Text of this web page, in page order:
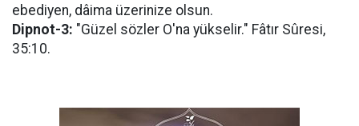
ebediyen, dâima üzerinize olsun.
Dipnot-3: "Güzel sözler O'na yükselir." Fâtır Sûresi,
35:10.